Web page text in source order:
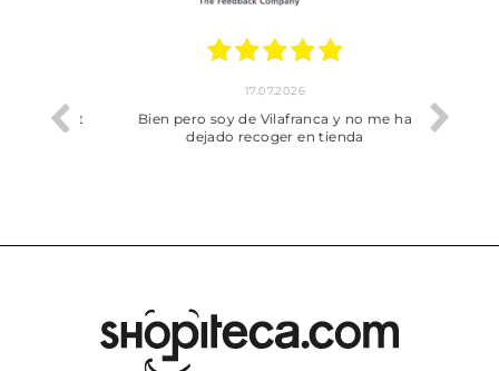
trobat
17.07.2026
Bien pero soy de Vilafranca y no me ha
dejado recoger en tienda